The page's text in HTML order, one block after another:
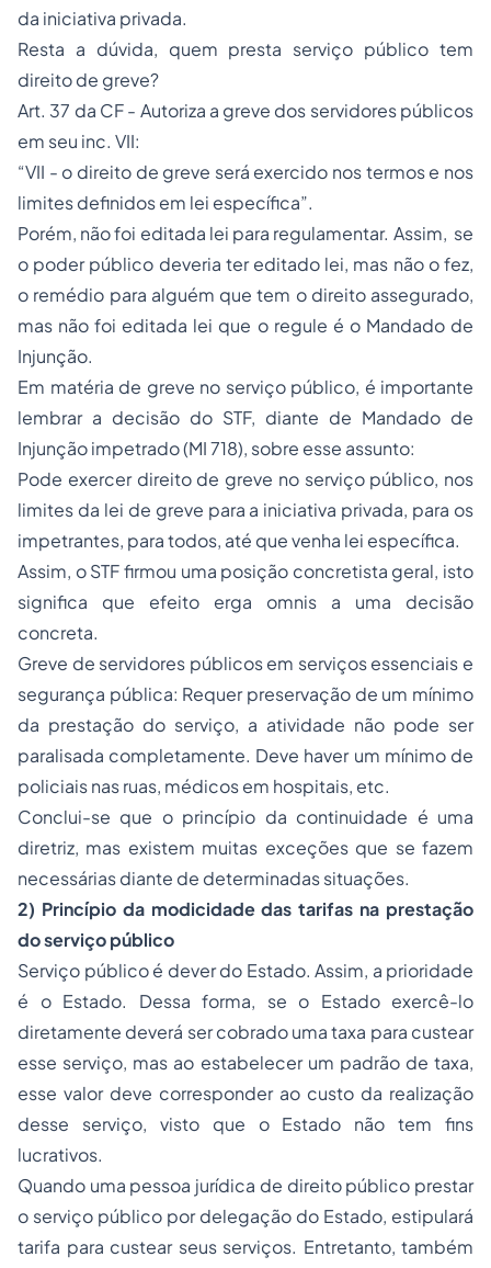
da iniciativa privada.
Resta a dúvida, quem presta serviço público tem
direito de greve?
Art. 37 da CF - Autoriza a greve dos servidores públicos
em seu inc. VII:
“VII - o direito de greve será exercido nos termos e nos
limites definidos em lei específica”.
Porém, não foi editada lei para regulamentar. Assim, se
o poder público deveria ter editado lei, mas não o fez,
o remédio para alguém que tem o direito assegurado,
mas não foi editada lei que o regule é o Mandado de
Injunção.
Em matéria de greve no serviço público, é importante
lembrar a decisão do STF, diante de Mandado de
Injunção impetrado (MI 718), sobre esse assunto:
Pode exercer direito de greve no serviço público, nos
limites da lei de greve para a iniciativa privada, para os
impetrantes, para todos, até que venha lei específica.
Assim, o STF firmou uma posição concretista geral, isto
significa que efeito erga omnis a uma decisão
concreta.
Greve de servidores públicos em serviços essenciais e
segurança pública: Requer preservação de um mínimo
da prestação do serviço, a atividade não pode ser
paralisada completamente. Deve haver um mínimo de
policiais nas ruas, médicos em hospitais, etc.
Conclui-se que o princípio da continuidade é uma
diretriz, mas existem muitas exceções que se fazem
necessárias diante de determinadas situações.
2) Princípio da modicidade das tarifas na prestação
do serviço público
Serviço público é dever do Estado. Assim, a prioridade
é o Estado. Dessa forma, se o Estado exercê-lo
diretamente deverá ser cobrado uma taxa para custear
esse serviço, mas ao estabelecer um padrão de taxa,
esse valor deve corresponder ao custo da realização
desse serviço, visto que o Estado não tem fins
lucrativos.
Quando uma pessoa jurídica de direito público prestar
o serviço público por delegação do Estado, estipulará
tarifa para custear seus serviços. Entretanto, também